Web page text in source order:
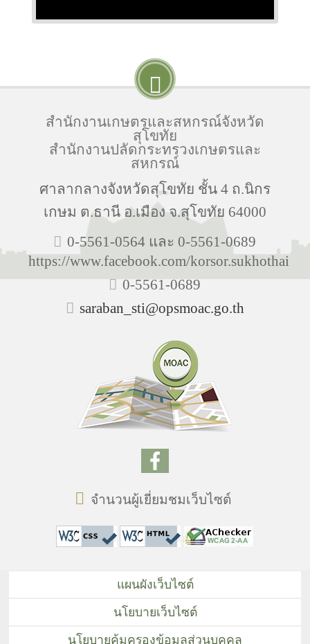
สำนักงานเกษตรและสหกรณ์จังหวัด
สุโขทัย
สำนักงานปลัดกระทรวงเกษตรและ
สหกรณ์
ศาลากลางจังหวัดสุโขทัย ชั้น 4 ถ.นิกร
เกษม ต.ธานี อ.เมือง จ.สุโขทัย 64000
0-5561-0564 และ 0-5561-0689
https://www.facebook.com/korsor.sukhothai
0-5561-0689
saraban_sti@opsmoac.go.th
จำนวนผู้เยี่ยมชมเว็บไซต์
แผนผังเว็บไซต์
นโยบายเว็บไซต์
นโยบายคุ้มครองข้อมูลส่วนบุคคล